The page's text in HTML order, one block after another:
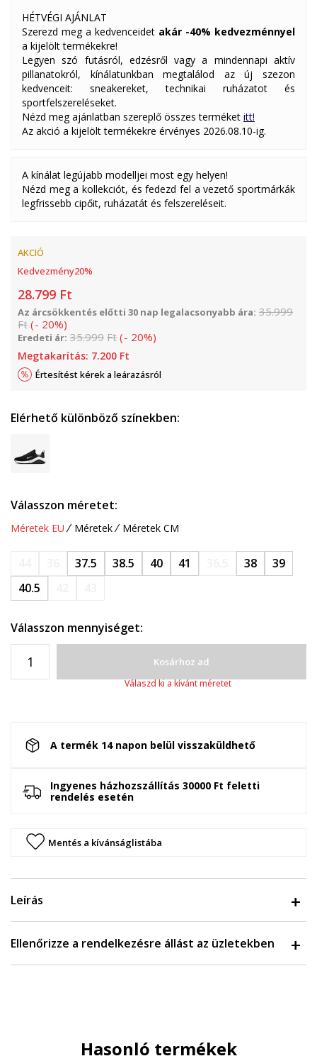
HÉTVÉGI AJÁNLAT
Szerezd meg a kedvenceidet akár -40% kedvezménnyel
a kijelölt termékekre!
Legyen szó futásról, edzésről vagy a mindennapi aktív
pillanatokról, kínálatunkban megtalálod az új szezon
kedvenceit: sneakereket, technikai ruházatot és
sportfelszereléseket.
Nézd meg ajánlatban szereplő összes terméket itt!
Az akció a kijelölt termékekre érvényes 2026.08.10-ig.
A kínálat legújabb modelljei most egy helyen!
Nézd meg a kollekciót, és fedezd fel a vezető sportmárkák
legfrissebb cipőit, ruházatát és felszereléseit.
AKCIÓ
Kedvezmény20%
28.799 Ft
Az árcsökkentés előtti 30 nap legalacsonyabb ára: 35.999
Ft (- 20%)
Eredeti ár: 35.999 Ft (- 20%)
Megtakarítás: 7.200 Ft
Értesítést kérek a leárazásról
Elérhető különböző színekben:
Válasszon méretet:
Méretek EU Méretek Méretek CM
37.5 38.5 40 41 38
39
40.5
Válasszon mennyiséget:
Kosárhoz ad
Válaszd ki a kívánt méretet
A termék 14 napon belül visszaküldhető
Ingyenes házhozszállítás 30000 Ft feletti
rendelés esetén
Mentés a kívánságlistába
Leírás
Ellenőrizze a rendelkezésre állást az üzletekben
Hasonló termékek